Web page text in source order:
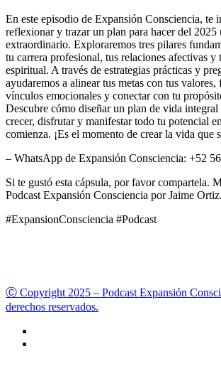
En este episodio de Expansión Consciencia, te
reflexionar y trazar un plan para hacer del 2025
extraordinario. Exploraremos tres pilares
tu carrera profesional, tus relaciones afectivas y
espiritual. A través de estrategias prácticas y
ayudaremos a alinear tus metas con tus valores,
vínculos emocionales y conectar con tu
Descubre cómo diseñar un plan de vida integral
crecer, disfrutar y manifestar todo tu potencial
comienza. ¡Es el momento de crear la vida que
– WhatsApp de Expansión Consciencia: +52
Si te gustó esta cápsula, por favor compartela.
Podcast Expansión Consciencia por Jaime Ortiz.
#ExpansionConsciencia #Podcast
Ⓒ Copyright 2025 – Podcast Expansión
derechos reservados.